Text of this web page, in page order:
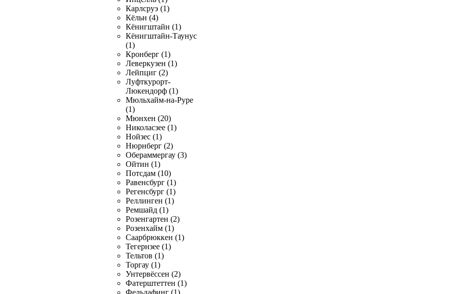
Карлсруэ (1)
Кёльн (4)
Кёнигштайн (1)
Кёнигштайн-Таунус
(1)
Кронберг (1)
Леверкузен (1)
Лейпциг (2)
Луфткурорт-
Люкендорф (1)
Мюльхайм-на-Руре
(1)
Мюнхен (20)
Николасзее (1)
Нойзес (1)
Нюрнберг (2)
Обераммергау (3)
Ойтин (1)
Потсдам (10)
Равенсбург (1)
Регенсбург (1)
Реллинген (1)
Ремшайд (1)
Розенгартен (2)
Розенхайм (1)
Саарбрюккен (1)
Тегернзее (1)
Тельтов (1)
Торгау (1)
Унтервёссен (2)
Фатерштеттен (1)
Фельдафинг (1)